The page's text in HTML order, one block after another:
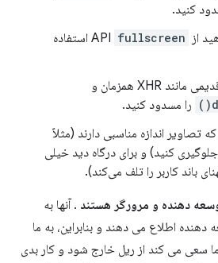
کنید.
fullscreen
استفاده
را مسدود کنید.
تصاویر اندازه مناسبی دارند (مثلاً
کنید) و برای درگاه دید خیلی
باند کاربر را تلف می‌کند).
دهنده و مرورگر هستند . آنها به
اطلاع می دهند و بنابراین، به ما
سعی می کند از ریل خارج شود و کار بدی